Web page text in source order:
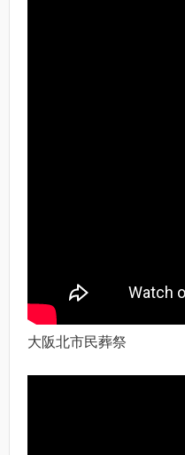
大阪北市民葬祭